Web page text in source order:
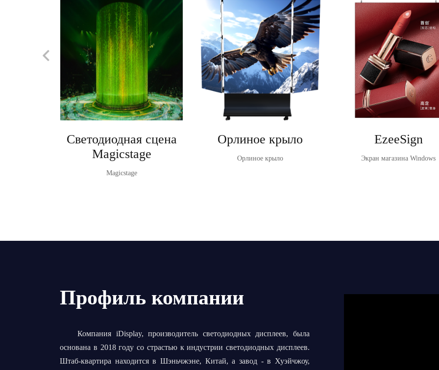
Светодиодная сцена
Magicstage
Magicstage
Орлиное крыло
Орлиное крыло
EzeeSign
Экран магазина Windows
Профиль компании
Компания iDisplay, производитель светодиодных дисплеев, была
основана в 2018 году со страстью к индустрии светодиодных дисплеев.
Штаб-квартира находится в Шэньчжэне, Китай, а завод - в Хуэйчжоу,